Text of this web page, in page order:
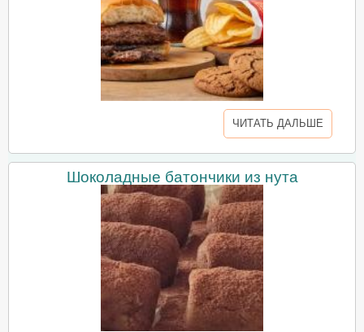
ЧИТАТЬ ДАЛЬШЕ
Шоколадные батончики из нута